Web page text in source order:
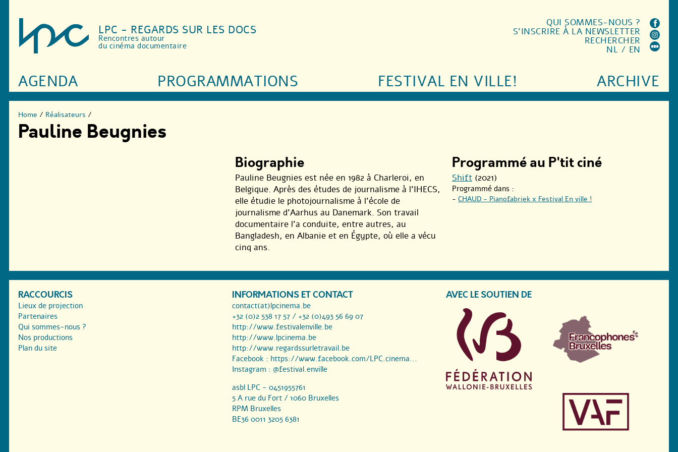
LPC - REGARDS SUR LES DOCS
Rencontres autour
du cinéma documentaire
AGENDA PROGRAMMATIONS FESTIVAL EN VILLE! ARCHIVE
QUI SOMMES-NOUS ?
S'INSCRIRE À LA NEWSLETTER
RECHERCHER
NL / EN
Home / Réalisateurs /
Pauline Beugnies
Biographie
Pauline Beugnies est née en 1982 à Charleroi, en
Belgique. Après des études de journalisme à l’IHECS,
elle étudie le photojournalisme à l’école de
journalisme d’Aarhus au Danemark. Son travail
documentaire l’a conduite, entre autres, au
Bangladesh, en Albanie et en Égypte, où elle a vécu
cinq ans.
Programmé au P'tit ciné
Shift (2021)
Programmé dans :
- CHAUD - Pianofabriek x Festival En ville !
RACCOURCIS
Lieux de projection
Partenaires
Qui sommes-nous ?
Nos productions
Plan du site
INFORMATIONS ET CONTACT
contact(at)lpcinema.be
+32 (0)2 538 17 57 / +32 (0)493 56 69 07
http://www.festivalenville.be
http://www.lpcinema.be
http://www.regardssurletravail.be
Facebook : https://www.facebook.com/LPC.cinema...
Instagram : @festival.enville
asbl LPC - 0451955761
5 A rue du Fort / 1060 Bruxelles
RPM Bruxelles
BE36 0011 3205 6381
AVEC LE SOUTIEN DE